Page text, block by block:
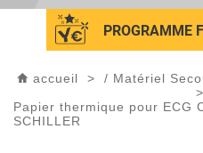
PROGRAMME
accueil > / Matériel
>
Papier thermique pour ECG
SCHILLER